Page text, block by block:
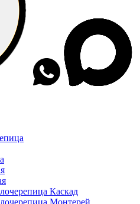
Каскад
Монтерей